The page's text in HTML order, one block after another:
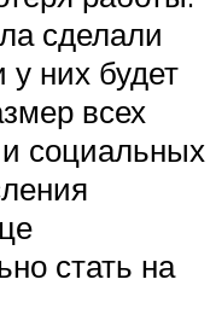
сделали
у них будет
всех
социальных
стать на